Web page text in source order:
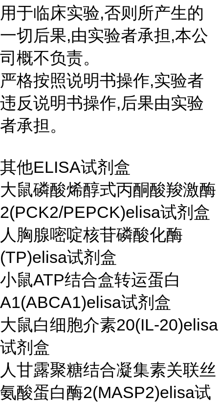
用于临床实验,否则所产生的
一切后果,由实验者承担,本公
司概不负责。
严格按照说明书操作,实验者
违反说明书操作,后果由实验
者承担。
其他ELISA试剂盒
大鼠磷酸烯醇式丙酮酸羧激酶
2(PCK2/PEPCK)elisa试剂盒
人胸腺嘧啶核苷磷酸化酶
(TP)elisa试剂盒
小鼠ATP结合盒转运蛋白
A1(ABCA1)elisa试剂盒
大鼠白细胞介素20(IL-20)elisa
试剂盒
人甘露聚糖结合凝集素关联丝
氨酸蛋白酶2(MASP2)elisa试